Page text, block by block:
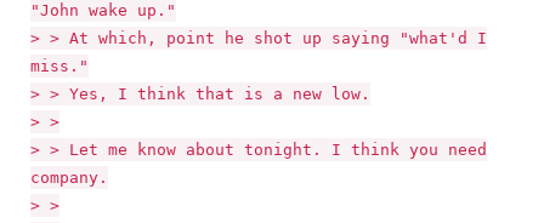
"John wake up."
> > At which, point he shot up saying "what'd I
miss."
> > Yes, I think that is a new low.
> >
> > Let me know about tonight. I think you need
company.
> >